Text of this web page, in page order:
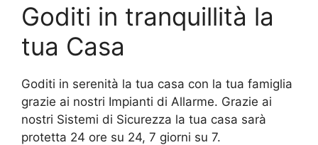
Goditi in tranquillità la
tua Casa
Goditi in serenità la tua casa con la tua famiglia
grazie ai nostri Impianti di Allarme. Grazie ai
nostri Sistemi di Sicurezza la tua casa sarà
protetta 24 ore su 24, 7 giorni su 7.